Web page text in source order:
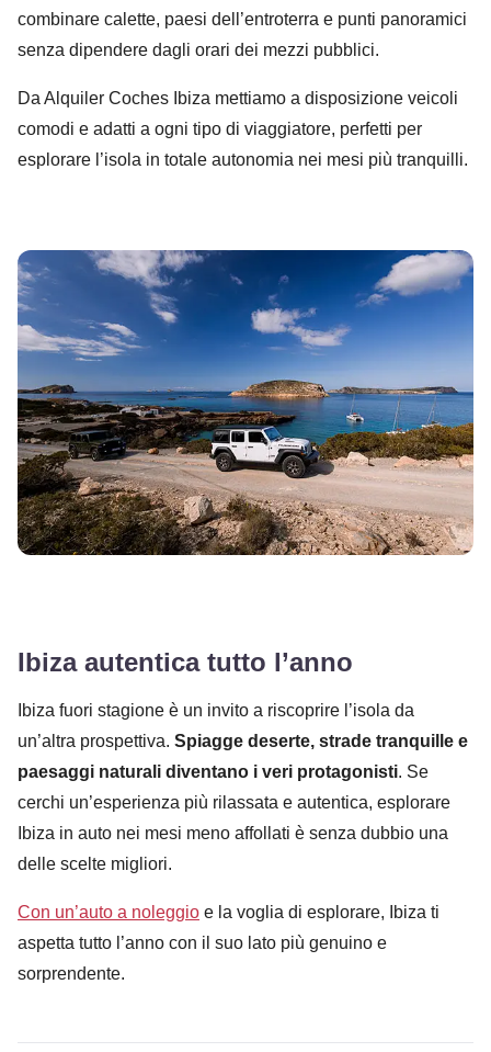
combinare calette, paesi dell’entroterra e punti panoramici
senza dipendere dagli orari dei mezzi pubblici.
Da Alquiler Coches Ibiza mettiamo a disposizione veicoli
comodi e adatti a ogni tipo di viaggiatore, perfetti per
esplorare l’isola in totale autonomia nei mesi più tranquilli.
Ibiza autentica tutto l’anno
Ibiza fuori stagione è un invito a riscoprire l’isola da
un’altra prospettiva. Spiagge deserte, strade tranquille e
paesaggi naturali diventano i veri protagonisti. Se
cerchi un’esperienza più rilassata e autentica, esplorare
Ibiza in auto nei mesi meno affollati è senza dubbio una
delle scelte migliori.
Con un’auto a noleggio e la voglia di esplorare, Ibiza ti
aspetta tutto l’anno con il suo lato più genuino e
sorprendente.